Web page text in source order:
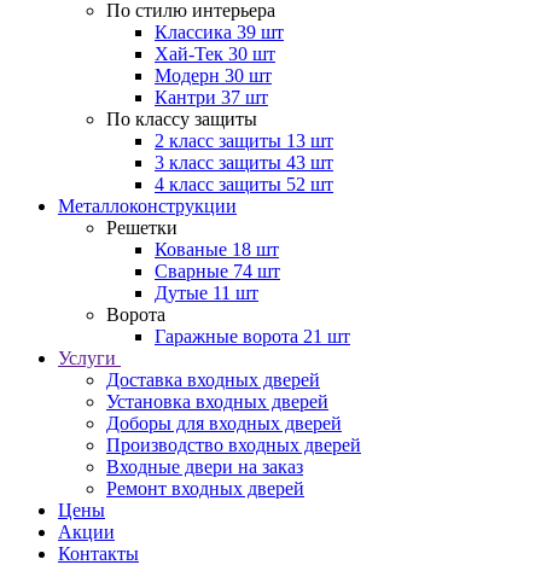
По стилю интерьера
Классика 39 шт
Хай-Тек 30 шт
Модерн 30 шт
Кантри 37 шт
По классу защиты
2 класс защиты 13 шт
3 класс защиты 43 шт
4 класс защиты 52 шт
Металлоконструкции
Решетки
Кованые 18 шт
Сварные 74 шт
Дутые 11 шт
Ворота
Гаражные ворота 21 шт
Услуги
Доставка входных дверей
Установка входных дверей
Доборы для входных дверей
Производство входных дверей
Входные двери на заказ
Ремонт входных дверей
Цены
Акции
Контакты